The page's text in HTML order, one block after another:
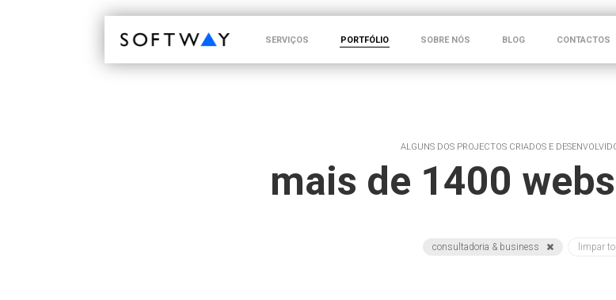
SERVIÇOS PORTFÓLIO SOBRE NÓS BLOG CONTACTOS
ALGUNS DOS PROJECTOS CRIADOS E
mais de 1400
consultadoria & business limpar